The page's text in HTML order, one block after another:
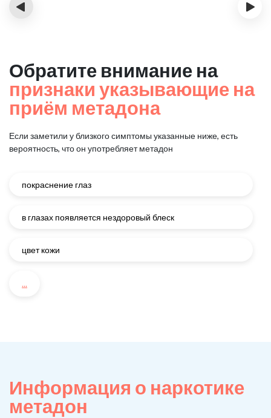
‹ ›
Обратите внимание на
признаки указывающие на
приём метадона
Если заметили у близкого симптомы указанные ниже, есть
вероятность, что он употребляет метадон
покраснение глаз
в глазах появляется нездоровый блеск
цвет кожи
...
Информация о наркотике
метадон